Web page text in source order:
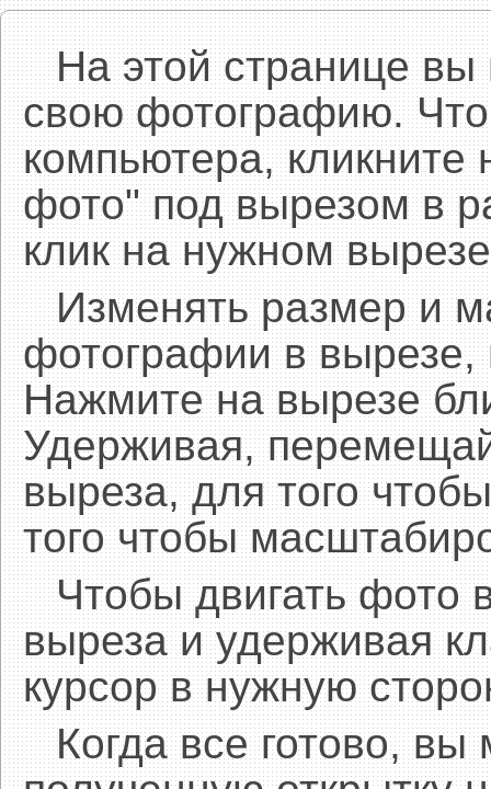
На этой странице вы
свою фотографию.
компьютера, кликните
фото" под вырезом в
клик на нужном
Изменять размер и
фотографии в
Нажмите на вырезе
Удерживая,
выреза, для того
того чтобы
Чтобы двигать фото
выреза и удерживая
курсор в нужную
Когда все готово,